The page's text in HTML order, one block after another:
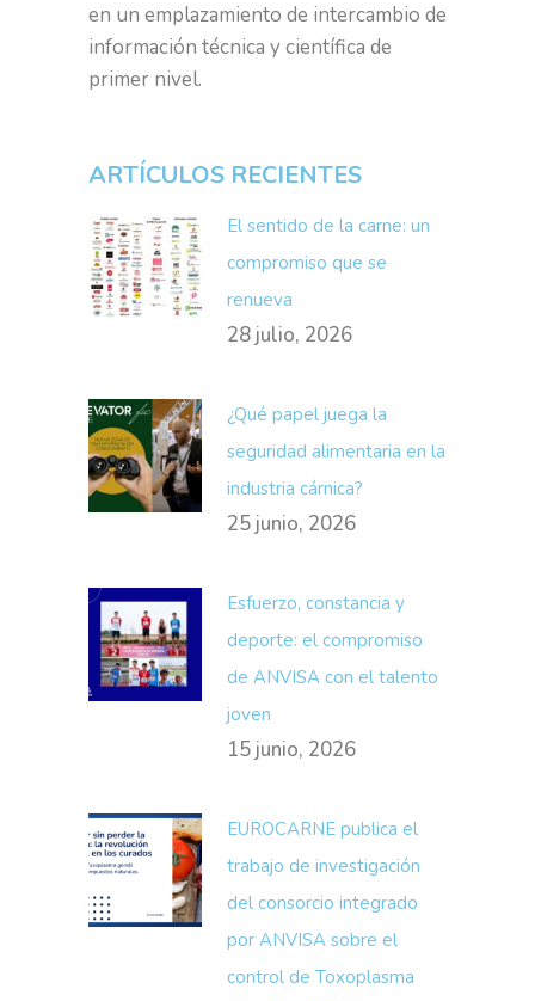
en un emplazamiento de intercambio de
información técnica y científica de
primer nivel.
ARTÍCULOS RECIENTES
El sentido de la carne: un
compromiso que se
renueva
28 julio, 2026
¿Qué papel juega la
seguridad alimentaria en la
industria cárnica?
25 junio, 2026
Esfuerzo, constancia y
deporte: el compromiso
de ANVISA con el talento
joven
15 junio, 2026
EUROCARNE publica el
trabajo de investigación
del consorcio integrado
por ANVISA sobre el
control de Toxoplasma